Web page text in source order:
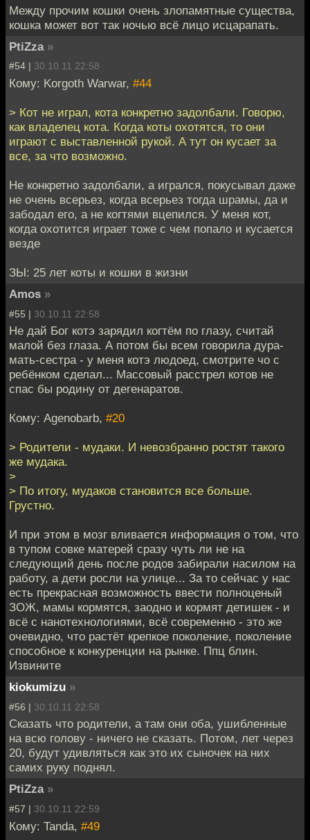
Между прочим кошки очень злопамятные существа,
кошка может вот так ночью всё лицо исцарапать.
PtiZza »
#54 | 30.10.11 22:58
Кому: Korgoth Warwar, #44
> Кот не играл, кота конкретно задолбали. Говорю,
как владелец кота. Когда коты охотятся, то они
играют с выставленной рукой. А тут он кусает за
все, за что возможно.
Не конкретно задолбали, а игрался, покусывал даже
не очень всерьез, когда всерьез тогда шрамы, да и
забодал его, а не когтями вцепился. У меня кот,
когда охотится играет тоже с чем попало и кусается
везде
ЗЫ: 25 лет коты и кошки в жизни
Amos »
#55 | 30.10.11 22:58
Не дай Бог котэ зарядил когтём по глазу, считай
малой без глаза. А потом бы всем говорила дура-
мать-сестра - у меня котэ людоед, смотрите чо с
ребёнком сделал... Массовый расстрел котов не
спас бы родину от дегенаратов.
Кому: Agenobarb, #20
> Родители - мудаки. И невозбранно ростят такого
же мудака.
>
> По итогу, мудаков становится все больше.
Грустно.
И при этом в мозг вливается информация о том, что
в тупом совке матерей сразу чуть ли не на
следующий день после родов забирали насилом на
работу, а дети росли на улице... За то сейчас у нас
есть прекрасная возможность ввести полноценый
ЗОЖ, мамы кормятся, заодно и кормят детишек - и
всё с нанотехнологиями, всё современно - это же
очевидно, что растёт крепкое поколение, поколение
способное к конкуренции на рынке. Ппц блин.
Извините
kiokumizu »
#56 | 30.10.11 22:58
Сказать что родители, а там они оба, ушибленные
на всю голову - ничего не сказать. Потом, лет через
20, будут удивляться как это их сыночек на них
самих руку поднял.
PtiZza »
#57 | 30.10.11 22:59
Кому: Tanda, #49